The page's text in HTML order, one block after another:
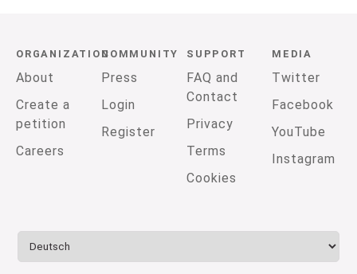
ORGANIZATION
About
Create a
petition
Careers
COMMUNITY
Press
Login
Register
SUPPORT
FAQ and
Contact
Privacy
Terms
Cookies
MEDIA
Twitter
Facebook
YouTube
Instagram